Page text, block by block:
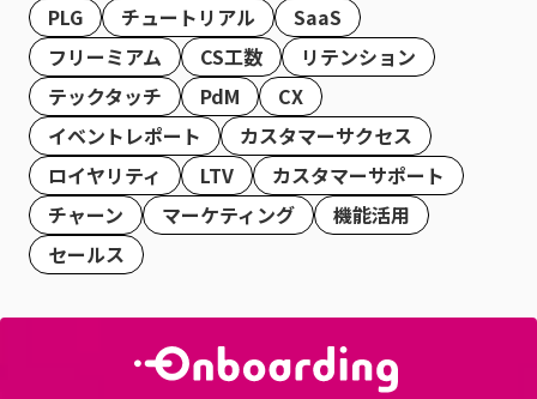
PLG
チュートリアル
SaaS
フリーミアム
CS工数
リテンション
テックタッチ
PdM
CX
イベントレポート
カスタマーサクセス
ロイヤリティ
LTV
カスタマーサポート
チャーン
マーケティング
機能活用
セールス